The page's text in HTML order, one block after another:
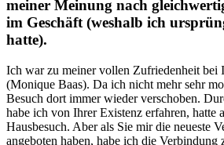
meiner Meinung nach
im Geschäft (weshalb ich
hatte).
Ich war zu meiner vollen Zufriedenheit bei
(Monique Baas). Da ich nicht mehr sehr
Besuch dort immer wieder verschoben.
habe ich von Ihrer Existenz erfahren, hatte
Hausbesuch. Aber als Sie mir die neueste
angeboten haben, habe ich die Verbindung